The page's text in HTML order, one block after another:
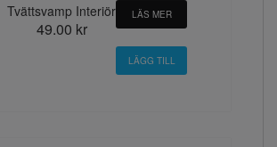
Tvättsvamp Interiör
49.00 kr
LÄS MER